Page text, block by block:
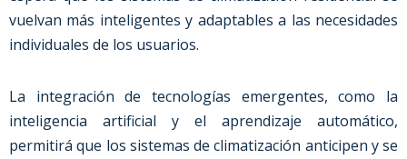
vuelvan más inteligentes y adaptables a las necesidades
individuales de los usuarios.
La integración de tecnologías emergentes, como la
inteligencia artificial y el aprendizaje automático,
permitirá que los sistemas de climatización anticipen y se